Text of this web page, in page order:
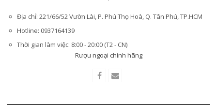
Địa chỉ: 221/66/52 Vườn Lài, P. Phú Thọ Hoà, Q. Tân Phú, TP.HCM
Hotline: 0937164139
Thời gian làm việc: 8:00 - 20:00 (T2 - CN)
Rượu ngoại chính hãng